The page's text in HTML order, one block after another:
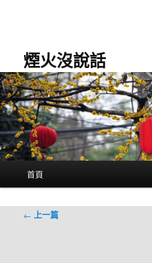
容
煙火沒說話
首頁
文
← 上一篇